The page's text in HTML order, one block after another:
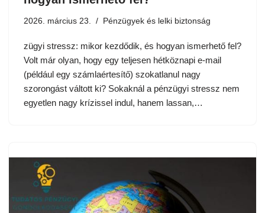
2026. március 23. Pénzügyek és lelki biztonság
zügyi stressz: mikor kezdődik, és hogyan ismerhető fel?
Volt már olyan, hogy egy teljesen hétköznapi e-mail
(például egy számlaértesítő) szokatlanul nagy
szorongást váltott ki? Sokaknál a pénzügyi stressz nem
egyetlen nagy krízissel indul, hanem lassan,…